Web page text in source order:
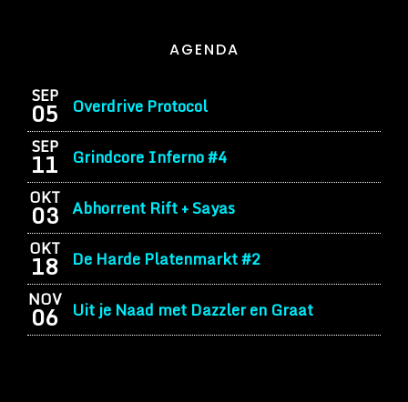
AGENDA
SEP
05 Overdrive Protocol
SEP
11 Grindcore Inferno #4
OKT
03 Abhorrent Rift + Sayas
OKT
18 De Harde Platenmarkt #2
NOV
06 Uit je Naad met Dazzler en Graat